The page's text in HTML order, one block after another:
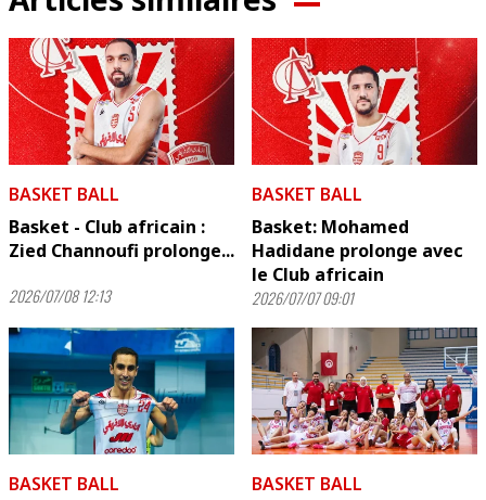
BASKET BALL
Basket - Club africain :
Zied Channoufi prolonge...
2026/07/08 12:13
BASKET BALL
Basket: Mohamed
Hadidane prolonge avec
le Club africain
2026/07/07 09:01
BASKET BALL
BASKET BALL